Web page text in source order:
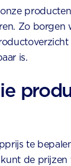
Zo
is.
te
de